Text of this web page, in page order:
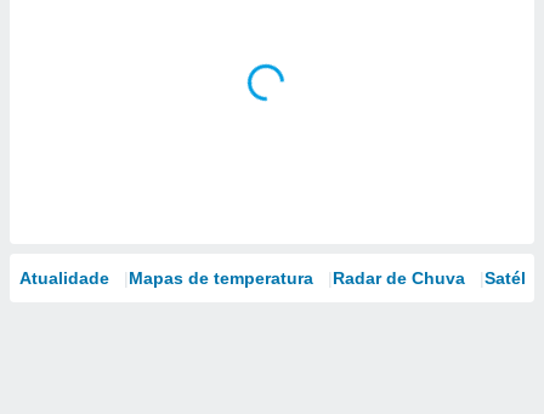
Atualidade Mapas de temperatura Radar de Chuva